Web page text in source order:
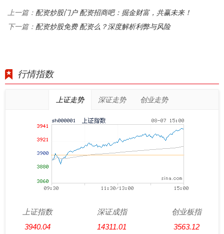
上一篇： 配资炒股门户 配资招商吧：掘金财富，共赢未来！
下一篇： 配资炒股免费 配资么？深度解析利弊与风险
行情指数
上证走势 深证走势 创业走势
上证指数
3940.04
深证成指
14311.01
创业板指
3563.12